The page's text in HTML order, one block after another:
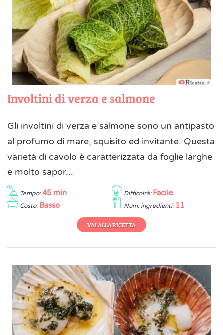
Involtini di verza e salmone
Gli involtini di verza e salmone sono un antipasto
al profumo di mare, squisito ed invitante. Questa
varietà di cavolo è caratterizzata da foglie larghe
e molto sapor...
Tempo: 45 min Difficoltà: Facile
Costo: Basso Num. ingredienti: 11
VAI ALLA RICETTA